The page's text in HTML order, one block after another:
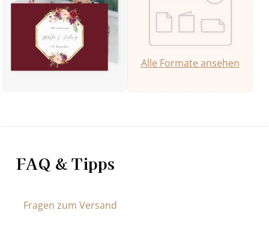
Alle Formate ansehen
FAQ & Tipps
Fragen zum Versand